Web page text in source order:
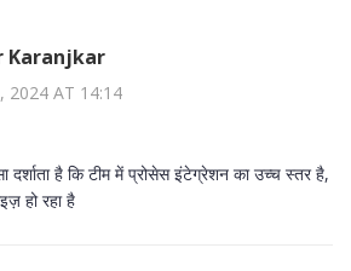
Karanjkar
2024 AT 14:14
दर्शाता है कि टीम में प्रोसेस इंटेग्रेशन का उच्च स्तर है,
हो रहा है